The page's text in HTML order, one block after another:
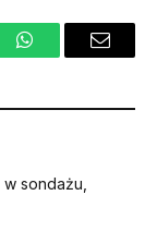
WhatsAppEmail